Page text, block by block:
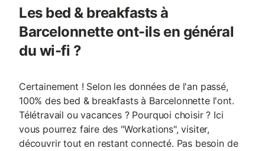
Les bed & breakfasts à
Barcelonnette ont-ils en général
du wi-fi ?
Certainement ! Selon les données de l'an passé,
100% des bed & breakfasts à Barcelonnette l'ont.
Télétravail ou vacances ? Pourquoi choisir ? Ici
vous pourrez faire des "Workations", visiter,
découvrir tout en restant connecté. Pas besoin de